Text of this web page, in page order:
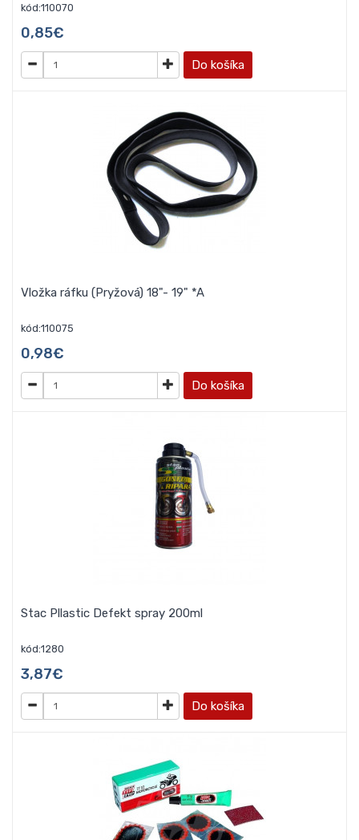
kód:110070
0,85€
Do košíka
Vložka ráfku (Pryžová) 18"- 19" *A
kód:110075
0,98€
Do košíka
Stac Pllastic Defekt spray 200ml
kód:1280
3,87€
Do košíka